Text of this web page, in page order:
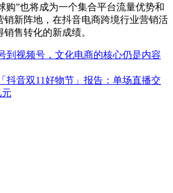
购”也将成为一个集合平台流量优势和
销新阵地，在抖音电商跨境行业营销活
售转化的新成绩。
到视频号，文化电商的核心仍是内容
抖音双11好物节」报告：单场直播交